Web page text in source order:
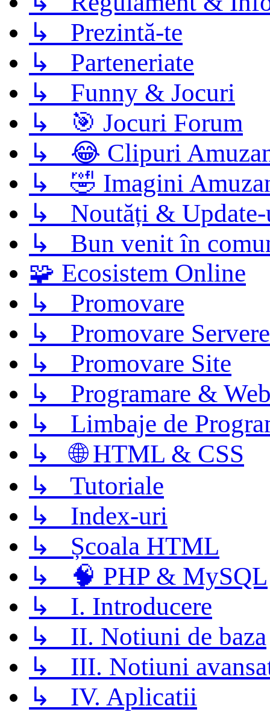
↳ Prezintă-te
↳ Parteneriate
↳ Funny & Jocuri
↳ 🎯 Jocuri Forum
↳ 😂 Clipuri
↳ 🤣 Imagini
↳ Noutăți &
↳ Bun venit în
🧩 Ecosistem Online
↳ Promovare
↳ Promovare Servere
↳ Promovare Site
↳ Programare &
↳ Limbaje de
↳ 🌐 HTML & CSS
↳ Tutoriale
↳ Index-uri
↳ Școala HTML
↳ 🧠 PHP & MySQL
↳ I. Introducere
↳ II. Notiuni de baza
↳ III. Notiuni
↳ IV. Aplicatii